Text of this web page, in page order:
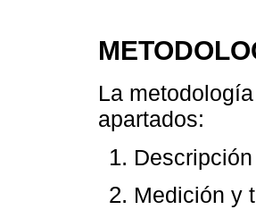
La
apartados:
Medición y